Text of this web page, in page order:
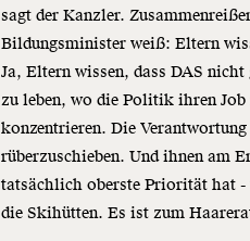
sagt der Kanzler.
Bildungsminister weiß: Eltern
Ja, Eltern wissen, dass DAS
zu leben, wo die Politik ihren
konzentrieren. Die
rüberzuschieben. Und ihnen am
tatsächlich oberste Priorität hat
die Skihütten. Es ist zum